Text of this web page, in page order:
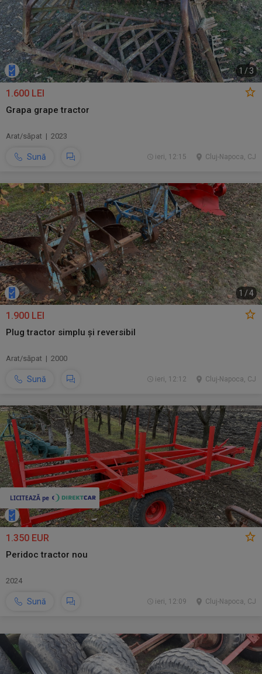
1 /3
1.600 LEI
Grapa grape tractor
Arat/săpat | 2023
Sună Cluj-Napoca, CJ
ieri, 12:15
1 /4
1.900 LEI
Plug tractor simplu și reversibil
Arat/săpat | 2000
Sună Cluj-Napoca, CJ
ieri, 12:12
1.350 EUR
Peridoc tractor nou
2024
Sună Cluj-Napoca, CJ
ieri, 12:09